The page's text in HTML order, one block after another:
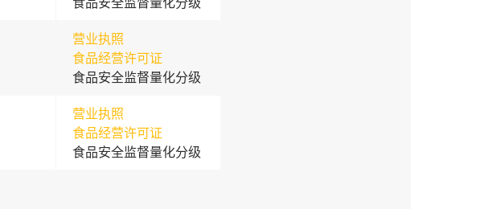
营业执照
食品经营许可证
食品安全监督量化分级
营业执照
食品经营许可证
食品安全监督量化分级